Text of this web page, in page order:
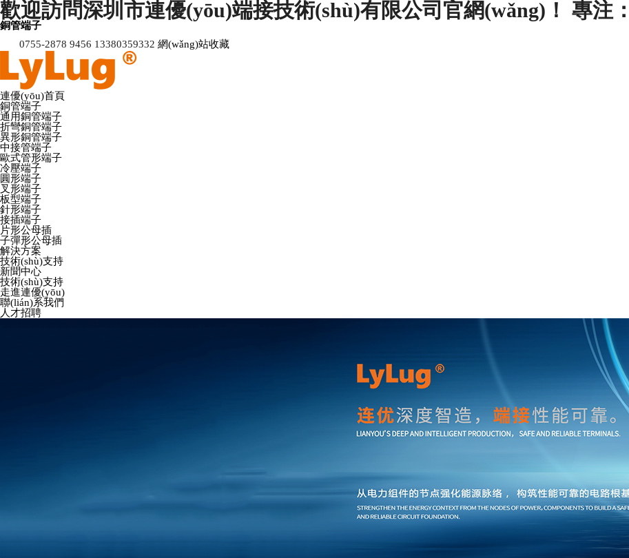
歡迎訪問深圳市連優(yōu)端接技術(shù)有限公司官網(wǎng)！ 專注：
銅管端子
0755-2878 9456 13380359332 網(wǎng)站收藏
連優(yōu)首頁
銅管端子
通用銅管端子
折彎銅管端子
異形銅管端子
中接管端子
歐式管形端子
冷壓端子
圓形端子
叉形端子
板型端子
針形端子
接插端子
片形公母插
子彈形公母插
解決方案
技術(shù)支持
新聞中心
技術(shù)支持
走進連優(yōu)
聯(lián)系我們
人才招聘